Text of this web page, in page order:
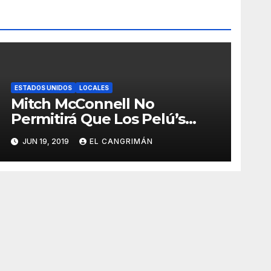
ESTADOS UNIDOS LOCALES
Mitch McConnell No
Permitirá Que Los Pelú’s
Socialistas Comunistas Del
PNP Logren La Estadidad
JUN 19, 2019 EL CANGRIMÁN